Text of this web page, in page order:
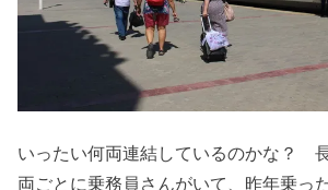
いったい何両連結しているのかな？
両ごとに乗務員さんがいて、昨年乗っ